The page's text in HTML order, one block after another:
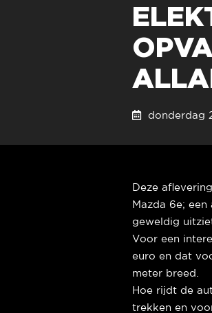
Deze
Mazda 6e;
geweldig
Voor een
euro en dat
meter breed.
Hoe rijdt de
trekken en